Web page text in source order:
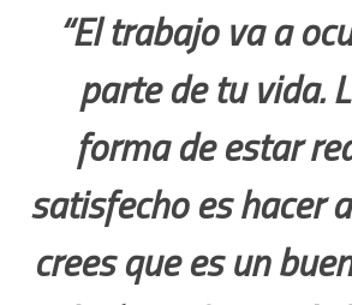
“El trabajo va a
parte de tu vida.
forma de estar
satisfecho es hacer
crees que es un